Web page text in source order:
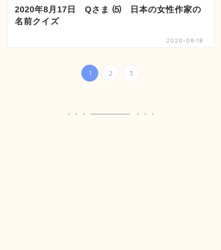
2020年8月17日 Qさま ⑸ 日本の女性作家の
名前クイズ
2020-08-18
1 2 3